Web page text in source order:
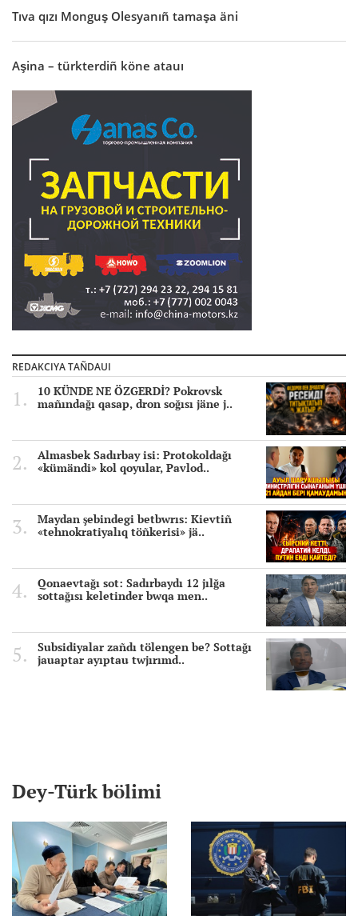
Tıva qızı Monguş Olesyanıñ tamaşa äni
Aşina – türkterdiñ köne atauı
REDAKCIYA TAÑDAUI
10 KÜNDE NE ÖZGERDİ? Pokrovsk
mañındağı qasap, dron soğısı jäne j..
Almasbek Sadırbay isi: Protokoldağı
«kümändi» kol qoyular, Pavlod..
Maydan şebindegi betbwrıs: Kievtiñ
«tehnokratiyalıq töñkerisi» jä..
Qonaevtağı sot: Sadırbaydı 12 jılğa
sottağısı keletinder bwqa men..
Subsidiyalar zañdı tölengen be? Sottağı
jauaptar ayıptau twjırımd..
Dey-Türk bölimi